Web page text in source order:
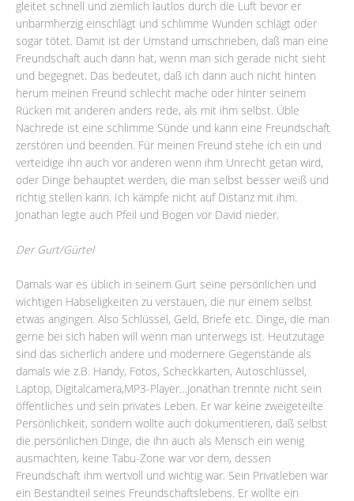
gleitet schnell und ziemlich lautlos durch die Luft bevor er
unbarmherzig einschlägt und schlimme Wunden schlägt oder
sogar tötet. Damit ist der Umstand umschrieben, daß man eine
Freundschaft auch dann hat, wenn man sich gerade nicht sieht
und begegnet. Das bedeutet, daß ich dann auch nicht hinten
herum meinen Freund schlecht mache oder hinter seinem
Rücken mit anderen anders rede, als mit ihm selbst. Üble
Nachrede ist eine schlimme Sünde und kann eine Freundschaft
zerstören und beenden. Für meinen Freund stehe ich ein und
verteidige ihn auch vor anderen wenn ihm Unrecht getan wird,
oder Dinge behauptet werden, die man selbst besser weiß und
richtig stellen kann. Ich kämpfe nicht auf Distanz mit ihm.
Jonathan legte auch Pfeil und Bogen vor David nieder.
Der Gurt/Gürtel
Damals war es üblich in seinem Gurt seine persönlichen und
wichtigen Habseligkeiten zu verstauen, die nur einem selbst
etwas angingen. Also Schlüssel, Geld, Briefe etc. Dinge, die man
gerne bei sich haben will wenn man unterwegs ist. Heutzutage
sind das sicherlich andere und modernere Gegenstände als
damals wie z.B. Handy, Fotos, Scheckkarten, Autoschlüssel,
Laptop, Digitalcamera,MP3-Player…Jonathan trennte nicht sein
öffentliches und sein privates Leben. Er war keine zweigeteilte
Persönlichkeit, sondern wollte auch dokumentieren, daß selbst
die persönlichen Dinge, die ihn auch als Mensch ein wenig
ausmachten, keine Tabu-Zone war vor dem, dessen
Freundschaft ihm wertvoll und wichtig war. Sein Privatleben war
ein Bestandteil seines Freundschaftslebens. Er wollte ein